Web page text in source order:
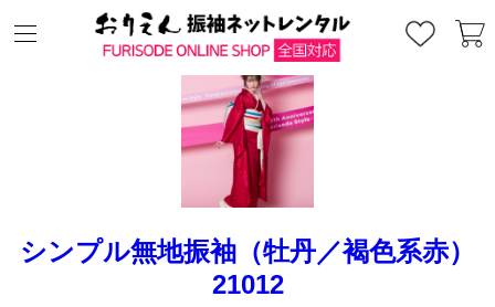
Archives
シンプル無地振袖（牡丹／褐色系赤）
21012